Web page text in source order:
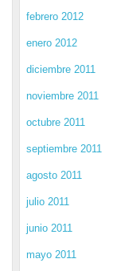
febrero 2012
enero 2012
diciembre 2011
noviembre 2011
octubre 2011
septiembre 2011
agosto 2011
julio 2011
junio 2011
mayo 2011